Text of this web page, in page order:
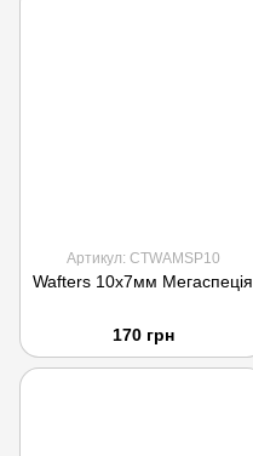
Артикул: CTWAMSP10
Wafters 10x7мм Мегаспеція
170 грн